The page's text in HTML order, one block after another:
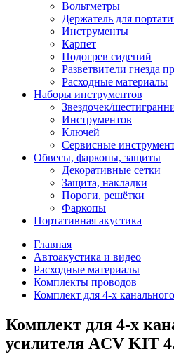
Вольтметры
Держатель для
Инструменты
Карпет
Подогрев сидений
Разветвители гнезда
Расходные материалы
Наборы инструментов
Звездочек/
Инструментов
Ключей
Сервисные
Обвесы, фаркопы, защиты
Декоративные сетки
Защита, накладки
Пороги, решётки
Фаркопы
Портативная акустика
Главная
Автоакустика и видео
Расходные материалы
Комплекты проводов
Комплект для 4-х
Комплект для 4-х
усилителя ACV KIT